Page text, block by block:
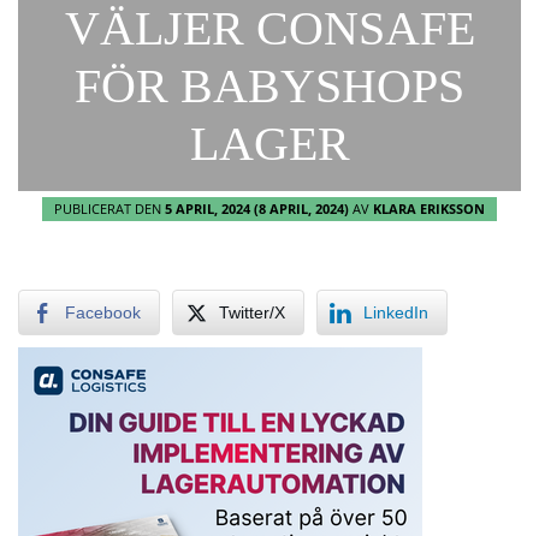
VÄLJER CONSAFE
FÖR BABYSHOPS
LAGER
PUBLICERAT DEN 5 APRIL, 2024 (8 APRIL, 2024) AV KLARA ERIKSSON
Facebook Twitter/X LinkedIn